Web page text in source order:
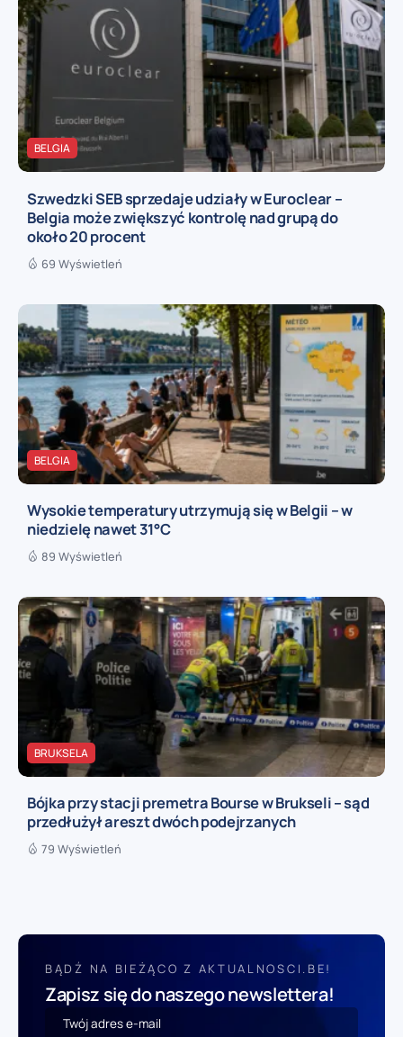
BELGIA
Szwedzki SEB sprzedaje udziały w Euroclear –
Belgia może zwiększyć kontrolę nad grupą do
około 20 procent
69 Wyświetleń
BELGIA
Wysokie temperatury utrzymują się w Belgii – w
niedzielę nawet 31°C
89 Wyświetleń
BRUKSELA
Bójka przy stacji premetra Bourse w Brukseli – sąd
przedłużył areszt dwóch podejrzanych
79 Wyświetleń
BĄDŹ NA BIEŻĄCO Z AKTUALNOSCI.BE!
Zapisz się do naszego newslettera!